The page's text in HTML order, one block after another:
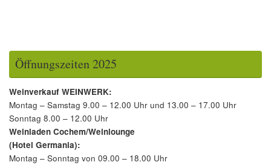
Öffnungszeiten 2025
Weinverkauf WEINWERK:
Montag – Samstag 9.00 – 12.00 Uhr und 13.00 – 17.00 Uhr
Sonntag 8.00 – 12.00 Uhr
Weinladen Cochem/Weinlounge
(Hotel Germania):
Montag – Sonntag von 09.00 – 18.00 Uhr